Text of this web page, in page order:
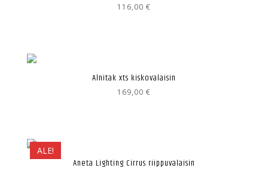
116,00 €
Alnitak xts kiskovalaisin
169,00 €
ALE!
Aneta Lighting Cirrus riippuvalaisin